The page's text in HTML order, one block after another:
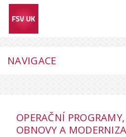
NAVIGACE
OPERAČNÍ
OBNOVY A